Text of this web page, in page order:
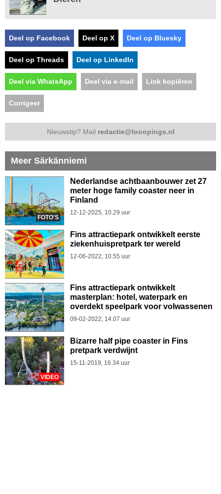
Deel op Facebook Deel op X Deel op Bluesky
Deel op Threads Deel op LinkedIn
Deel via WhatsApp Deel via e-mail Link kopiëren
Corrigeer
Nieuwstip? Mail redactie@looopings.nl
Meer Särkänniemi
FOTO'S
Nederlandse achtbaanbouwer zet 27
meter hoge family coaster neer in
Finland
12-12-2025, 10.29 uur
Fins attractiepark ontwikkelt eerste
ziekenhuispretpark ter wereld
12-06-2022, 10.55 uur
Fins attractiepark ontwikkelt
masterplan: hotel, waterpark en
overdekt speelpark voor volwassenen
09-02-2022, 14.07 uur
VIDEO
Bizarre half pipe coaster in Fins
pretpark verdwijnt
15-11-2019, 16.34 uur